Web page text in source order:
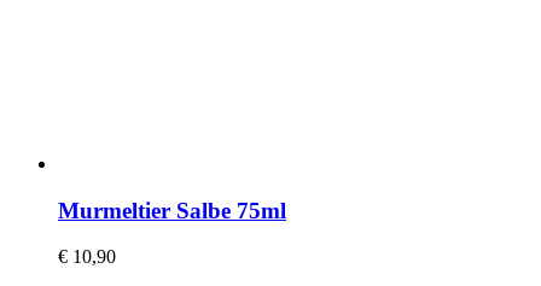
Murmeltier Salbe 75ml
€ 10,90